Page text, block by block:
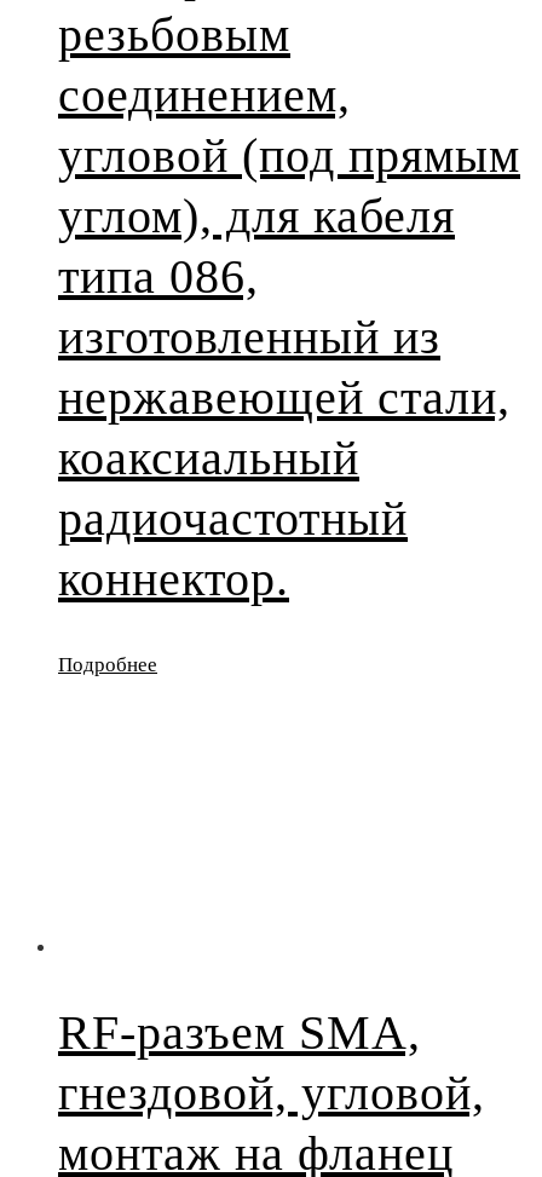
резьбовым
соединением,
угловой (под прямым
углом), для кабеля
типа 086,
изготовленный из
нержавеющей стали,
коаксиальный
радиочастотный
коннектор.
Подробнее
RF-разъем SMA,
гнездовой, угловой,
монтаж на фланец